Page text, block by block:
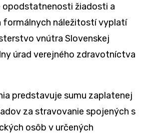
opodstatnenosti žiadosti a
formálnych náležitostí vyplatí
vnútra Slovenskej
úrad verejného zdravotníctva
predstavuje sumu zaplatenej
za stravovanie spojených s
osôb v určených